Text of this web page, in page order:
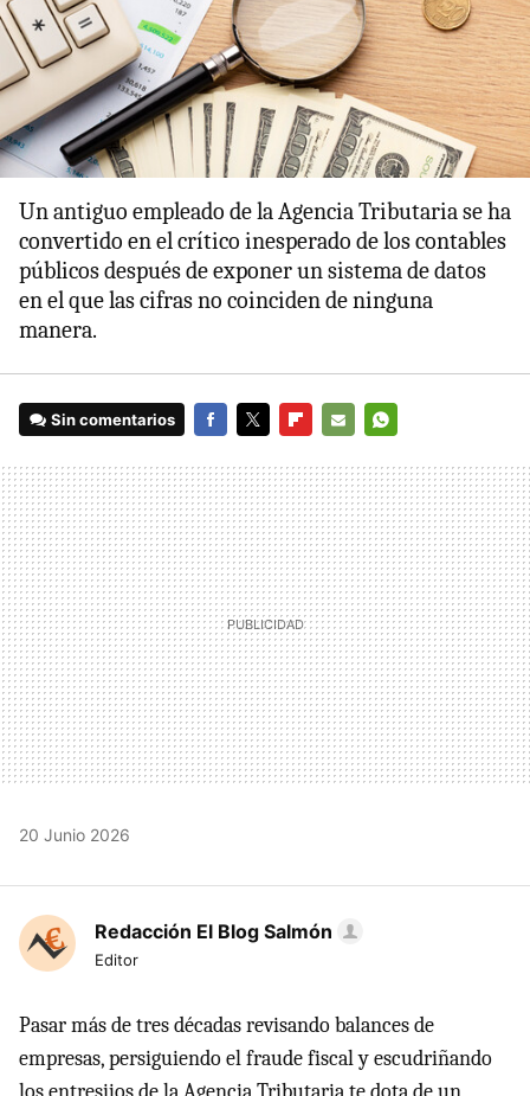
Un antiguo empleado de la Agencia Tributaria se ha
convertido en el crítico inesperado de los contables
públicos después de exponer un sistema de datos
en el que las cifras no coinciden de ninguna
manera.
Sin comentarios
MAIL
20 Junio 2026
Redacción El Blog Salmón
Editor
Pasar más de tres décadas revisando balances de
empresas, persiguiendo el fraude fiscal y escudriñando